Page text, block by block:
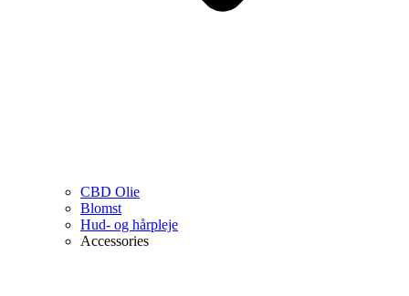
CBD Olie
Blomst
Hud- og hårpleje
Accessories